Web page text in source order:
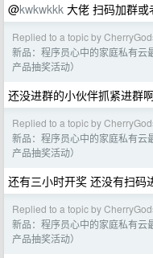
@kwkwkkk 大佬 扫码加群
Replied to a topic by
新品：程序员心中的家庭私有
产品抽奖活动）
还没进群的小伙伴抓紧进群
Replied to a topic by
新品：程序员心中的家庭私有
产品抽奖活动）
还有三小时开奖 还没有扫码
Replied to a topic by
新品：程序员心中的家庭私有
产品抽奖活动）